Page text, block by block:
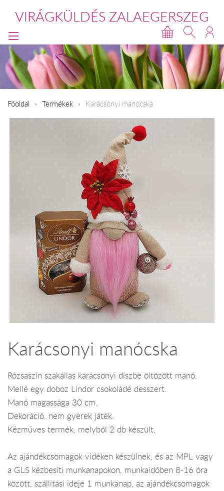
VIRÁGKÜLDÉS ZALAEGERSZEG
Főoldal Termékek Karácsonyi manócska
Karácsonyi manócska
Rózsaszín szakállas karácsonyi díszbe öltözött manó.
Mellé egy doboz Lindor csokoládé desszert.
Manó magassága 30 cm.
Dekoráció, nem gyerek játék.
Kézműves termék, melyből 2 db készült.
Az ajándékcsomagok vidéken készülnek, és az MPL vagy
a GLS kézbesíti munkanapokon, munkaidőben 8-16 óra
között, szállítási ideje 1 munkanap, az ajándékcsomagok